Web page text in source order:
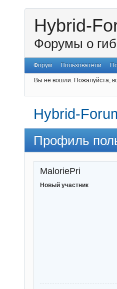
Hybrid-
Форумы о
Форум Пользователи
Вы не вошли. Пожалуйста,
Hybrid-
Профиль
MaloriePri
Новый участник